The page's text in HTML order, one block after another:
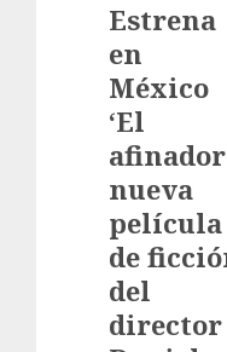
Estrena
en
México
‘El
nueva
película
de
del
director